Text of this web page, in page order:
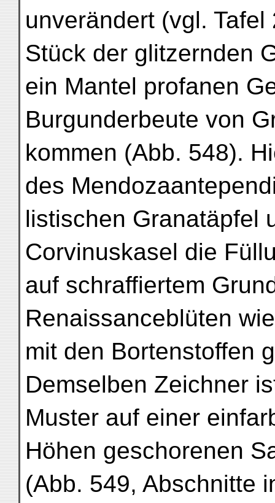
unverändert (vgl.
Stück der glitzernden
ein Mantel profanen
Burgunderbeute von
kommen (Abb. 548).
des
listischen Granatäpfel
Corvinuskasel die
auf schraffiertem
Renaissanceblüten
mit den Bortenstoffen
Demselben Zeichner
Muster auf einer
Höhen geschorenen
(Abb. 549, Abschnitte